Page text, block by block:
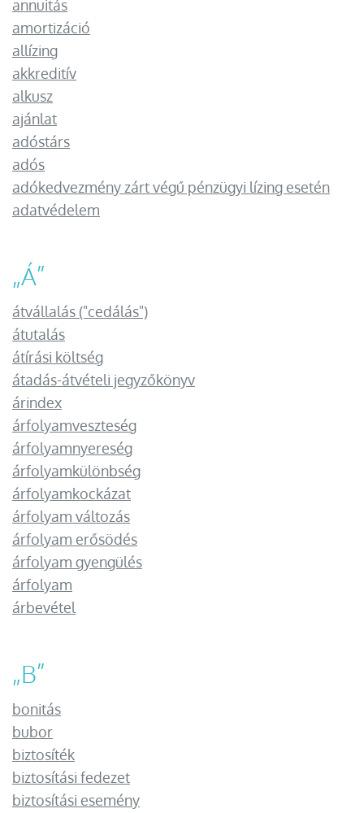
annuitás
amortizáció
allízing
akkreditív
alkusz
ajánlat
adóstárs
adós
adókedvezmény zárt végű pénzügyi lízing esetén
adatvédelem
„Á”
átvállalás ("cedálás")
átutalás
átírási költség
átadás-átvételi jegyzőkönyv
árindex
árfolyamveszteség
árfolyamnyereség
árfolyamkülönbség
árfolyamkockázat
árfolyam változás
árfolyam erősödés
árfolyam gyengülés
árfolyam
árbevétel
„B”
bonitás
bubor
biztosíték
biztosítási fedezet
biztosítási esemény